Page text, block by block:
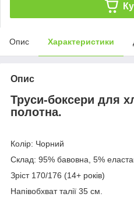
Опис Характеристики
Опис
Труси-боксери для
полотна.
Колір: Чорний
Склад: 95% бавовна, 5%
Зріст 170/176 (14+ років)
Напівобхват талії 35 см.